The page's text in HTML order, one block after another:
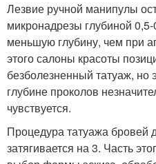
Лезвие ручной манипулы
микронадрезы глубиной
меньшую глубину, чем при
этого салоны красоты
безболезненный татуаж, но
глубине проколов
чувствуется.
Процедура татуажа бровей
затягивается на 3. Часть